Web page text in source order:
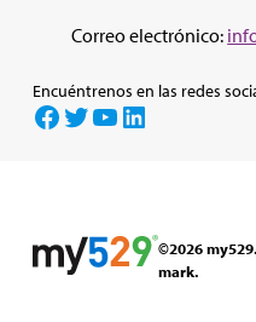
Correo electrónico:
Encuéntrenos en las redes
Facebook Twitter YouTube LinkedIn
©2026
mark.